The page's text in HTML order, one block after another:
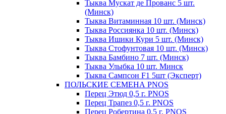
Тыква Мускат де Прованс 5 шт.
(Минск)
Тыква Витаминная 10 шт. (Минск)
Тыква Россиянка 10 шт. (Минск)
Тыква Ишики Кури 5 шт. (Минск)
Тыква Стофунтовая 10 шт. (Минск)
Тыква Бамбино 7 шт. (Минск)
Тыква Улыбка 10 шт. Минск
Тыква Сампсон F1 5шт (Эксперт)
ПОЛЬСКИЕ СЕМЕНА PNOS
Перец Этюд 0,5 г. PNOS
Перец Трапез 0,5 г. PNOS
Перец Робертина 0,5 г. PNOS